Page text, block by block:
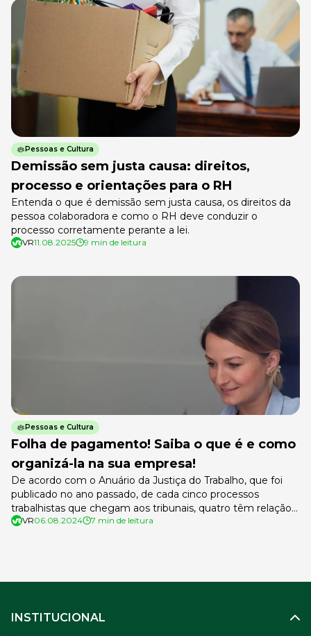
toda a diferença no salário de quem […]
Pessoas e Cultura
Demissão sem justa causa: direitos,
processo e orientações para o RH
Entenda o que é demissão sem justa causa, os direitos da
pessoa colaboradora e como o RH deve conduzir o
processo corretamente perante a lei.
VR11.08.2025 9 min de leitura
Pessoas e Cultura
Folha de pagamento! Saiba o que é e como
organizá-la na sua empresa!
De acordo com o Anuário da Justiça do Trabalho, que foi
publicado no ano passado, de cada cinco processos
trabalhistas que chegam aos tribunais, quatro têm relação
com o descumprimento de regras previstas na CLT. Para
VR06.08.2024 7 min de leitura
INSTITUCIONAL